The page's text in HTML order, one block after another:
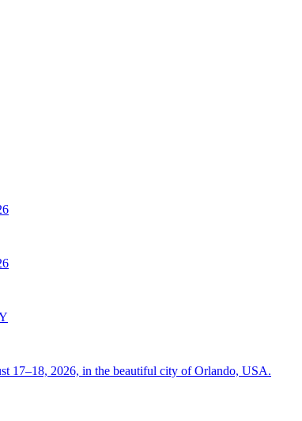
17–18, 2026, in the beautiful city of Orlando, USA.